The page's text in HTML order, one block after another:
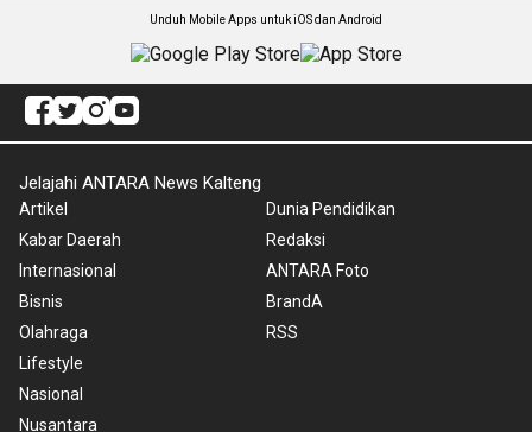
Unduh Mobile Apps untuk iOS dan Android
Jelajahi ANTARA News Kalteng
Artikel
Kabar Daerah
Internasional
Bisnis
Olahraga
Lifestyle
Nasional
Nusantara
Dunia Pendidikan
Redaksi
ANTARA Foto
BrandA
RSS